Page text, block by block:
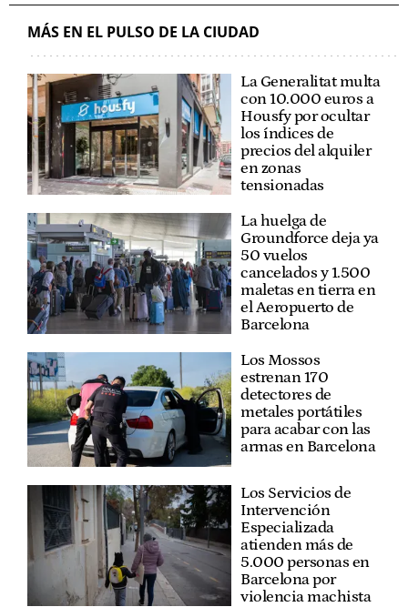
MÁS EN EL PULSO DE LA CIUDAD
La Generalitat multa
con 10.000 euros a
Housfy por ocultar
los índices de
precios del alquiler
en zonas
tensionadas
La huelga de
Groundforce deja ya
50 vuelos
cancelados y 1.500
maletas en tierra en
el Aeropuerto de
Barcelona
Los Mossos
estrenan 170
detectores de
metales portátiles
para acabar con las
armas en Barcelona
Los Servicios de
Intervención
Especializada
atienden más de
5.000 personas en
Barcelona por
violencia machista